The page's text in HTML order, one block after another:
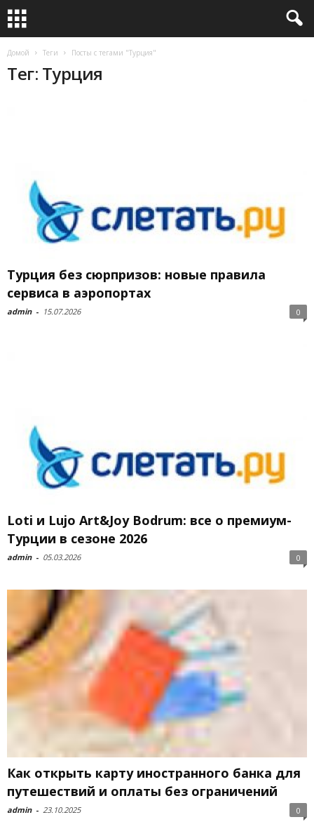
Домой Теги Посты с тегами "Турция"
Тег: Турция
Турция без сюрпризов: новые правила
сервиса в аэропортах
admin - 15.07.2026 0
Loti и Lujo Art&Joy Bodrum: все о премиум-
Турции в сезоне 2026
admin - 05.03.2026 0
Как открыть карту иностранного банка для
путешествий и оплаты без ограничений
admin - 23.10.2025 0